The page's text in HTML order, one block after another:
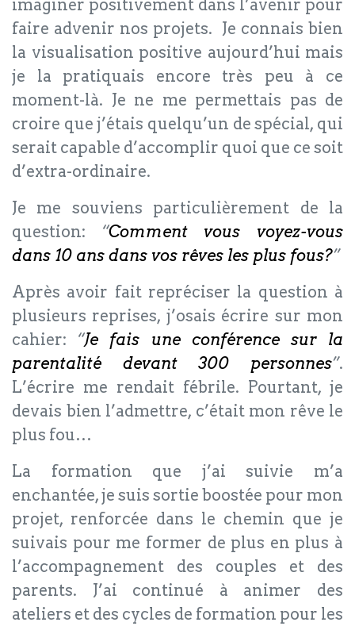
imaginer positivement dans l’avenir pour
faire advenir nos projets. Je connais bien
la visualisation positive aujourd’hui mais
je la pratiquais encore très peu à ce
moment-là. Je ne me permettais pas de
croire que j’étais quelqu’un de spécial, qui
serait capable d’accomplir quoi que ce soit
d’extra-ordinaire.
Je me souviens particulièrement de la
question: “Comment vous voyez-vous
dans 10 ans dans vos rêves les plus fous?”
Après avoir fait repréciser la question à
plusieurs reprises, j’osais écrire sur mon
cahier: “Je fais une conférence sur la
parentalité devant 300 personnes”.
L’écrire me rendait fébrile. Pourtant, je
devais bien l’admettre, c’était mon rêve le
plus fou…
La formation que j’ai suivie m’a
enchantée, je suis sortie boostée pour mon
projet, renforcée dans le chemin que je
suivais pour me former de plus en plus à
l’accompagnement des couples et des
parents. J’ai continué à animer des
ateliers et des cycles de formation pour les